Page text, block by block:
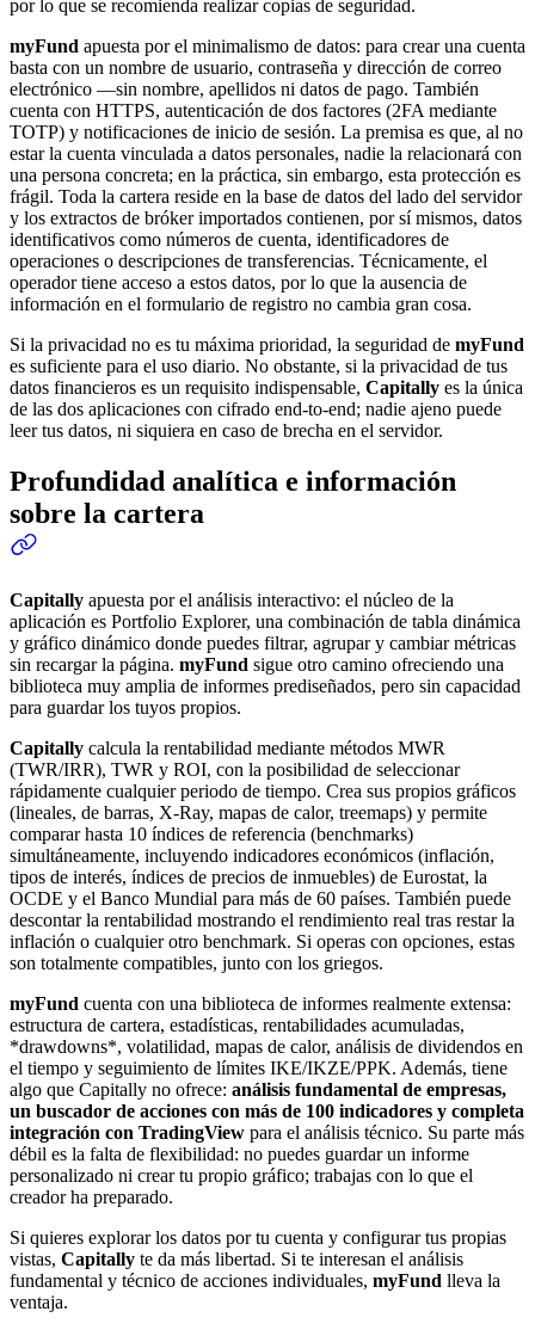
por lo que se recomienda realizar copias de seguridad.
myFund apuesta por el minimalismo de datos: para crear una cuenta
basta con un nombre de usuario, contraseña y dirección de correo
electrónico —sin nombre, apellidos ni datos de pago. También
cuenta con HTTPS, autenticación de dos factores (2FA mediante
TOTP) y notificaciones de inicio de sesión. La premisa es que, al no
estar la cuenta vinculada a datos personales, nadie la relacionará con
una persona concreta; en la práctica, sin embargo, esta protección es
frágil. Toda la cartera reside en la base de datos del lado del servidor
y los extractos de bróker importados contienen, por sí mismos, datos
identificativos como números de cuenta, identificadores de
operaciones o descripciones de transferencias. Técnicamente, el
operador tiene acceso a estos datos, por lo que la ausencia de
información en el formulario de registro no cambia gran cosa.
Si la privacidad no es tu máxima prioridad, la seguridad de myFund
es suficiente para el uso diario. No obstante, si la privacidad de tus
datos financieros es un requisito indispensable, Capitally es la única
de las dos aplicaciones con cifrado end-to-end; nadie ajeno puede
leer tus datos, ni siquiera en caso de brecha en el servidor.
Profundidad analítica e información
sobre la cartera
Capitally apuesta por el análisis interactivo: el núcleo de la
aplicación es Portfolio Explorer, una combinación de tabla dinámica
y gráfico dinámico donde puedes filtrar, agrupar y cambiar métricas
sin recargar la página. myFund sigue otro camino ofreciendo una
biblioteca muy amplia de informes prediseñados, pero sin capacidad
para guardar los tuyos propios.
Capitally calcula la rentabilidad mediante métodos MWR
(TWR/IRR), TWR y ROI, con la posibilidad de seleccionar
rápidamente cualquier periodo de tiempo. Crea sus propios gráficos
(lineales, de barras, X-Ray, mapas de calor, treemaps) y permite
comparar hasta 10 índices de referencia (benchmarks)
simultáneamente, incluyendo indicadores económicos (inflación,
tipos de interés, índices de precios de inmuebles) de Eurostat, la
OCDE y el Banco Mundial para más de 60 países. También puede
descontar la rentabilidad mostrando el rendimiento real tras restar la
inflación o cualquier otro benchmark. Si operas con opciones, estas
son totalmente compatibles, junto con los griegos.
myFund cuenta con una biblioteca de informes realmente extensa:
estructura de cartera, estadísticas, rentabilidades acumuladas,
*drawdowns*, volatilidad, mapas de calor, análisis de dividendos en
el tiempo y seguimiento de límites IKE/IKZE/PPK. Además, tiene
algo que Capitally no ofrece: análisis fundamental de empresas,
un buscador de acciones con más de 100 indicadores y completa
integración con TradingView para el análisis técnico. Su parte más
débil es la falta de flexibilidad: no puedes guardar un informe
personalizado ni crear tu propio gráfico; trabajas con lo que el
creador ha preparado.
Si quieres explorar los datos por tu cuenta y configurar tus propias
vistas, Capitally te da más libertad. Si te interesan el análisis
fundamental y técnico de acciones individuales, myFund lleva la
ventaja.